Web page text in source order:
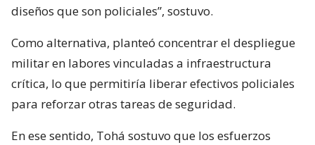
diseños que son policiales”, sostuvo.
Como alternativa, planteó concentrar el despliegue
militar en labores vinculadas a infraestructura
crítica, lo que permitiría liberar efectivos policiales
para reforzar otras tareas de seguridad.
En ese sentido, Tohá sostuvo que los esfuerzos